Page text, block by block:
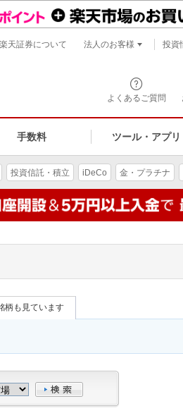
よくあるご質問
手数料 ツール・アプリ
楽天証券について 法人のお客様 投資
投資信託・積立 iDeCo 金・プラチナ
柄も見ています